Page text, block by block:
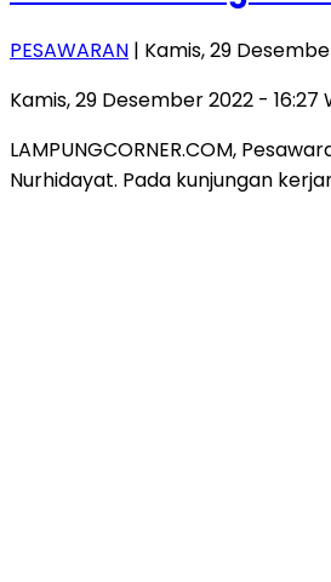
PESAWARAN | Kamis, 29
Kamis, 29 Desember 2022 - 16:27
LAMPUNGCORNER.COM,
Nurhidayat. Pada kunjungan